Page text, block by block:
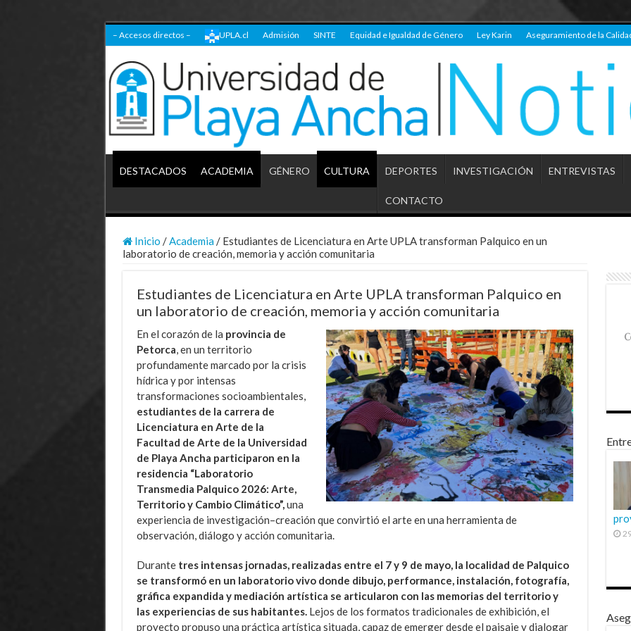
– Accesos directos – UPLA.cl Admisión SINTE Equidad e Igualdad de Género Ley Karin Aseguramiento de la
DESTACADOS ACADEMIA GÉNERO CULTURA DEPORTES INVESTIGACIÓN ENTREVISTAS
CONTACTO
Inicio / Academia / Estudiantes de Licenciatura en Arte UPLA transforman Palquico en un
laboratorio de creación, memoria y acción comunitaria
Estudiantes de Licenciatura en Arte UPLA transforman Palquico en
un laboratorio de creación, memoria y acción comunitaria
En el corazón de la provincia de
Petorca , en un territorio
profundamente marcado por la crisis
hídrica y por intensas
transformaciones socioambientales,
estudiantes de la carrera de
Licenciatura en Arte de la
Facultad de Arte de la Universidad
de Playa Ancha participaron en la
residencia “Laboratorio
Transmedia Palquico 2026: Arte,
Territorio y Cambio Climático”, una
experiencia de investigación–creación que convirtió el arte en una herramienta de
observación, diálogo y acción comunitaria.
Durante tres intensas jornadas, realizadas entre el 7 y 9 de mayo, la localidad de Palquico
se transformó en un laboratorio vivo donde dibujo, performance, instalación, fotografía,
gráfica expandida y mediación artística se articularon con las memorias del territorio y
las experiencias de sus habitantes. Lejos de los formatos tradicionales de exhibición, el
proyecto propuso una práctica artística situada, capaz de emerger desde el paisaje y dialogar